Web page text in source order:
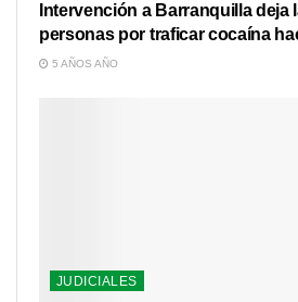
Intervención a Barranquilla deja
personas por traficar cocaína
5 AÑOS AÑO
JUDICIALES